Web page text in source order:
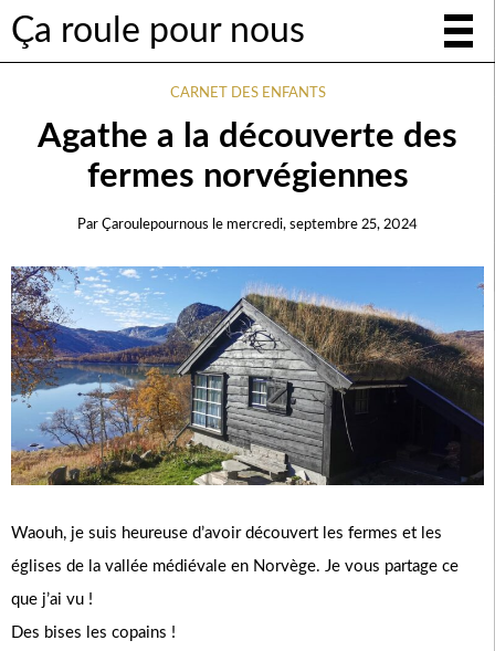
Ça roule pour nous
CARNET DES ENFANTS
Agathe a la découverte des
fermes norvégiennes
Par Çaroulepournous le mercredi, septembre 25, 2024
Waouh, je suis heureuse d’avoir découvert les fermes et les
églises de la vallée médiévale en Norvège. Je vous partage ce
que j’ai vu !
Des bises les copains !